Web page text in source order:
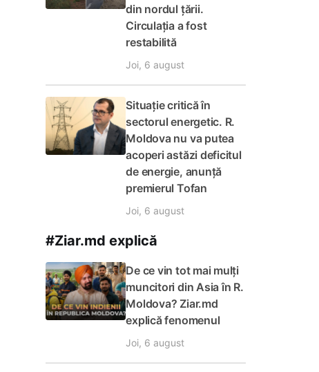
din nordul țării.
Circulația a fost
restabilită
Joi, 6 august
Situație critică în
sectorul energetic. R.
Moldova nu va putea
acoperi astăzi deficitul
de energie, anunță
premierul Tofan
Joi, 6 august
#Ziar.md explică
De ce vin tot mai mulți
muncitori din Asia în R.
Moldova? Ziar.md
explică fenomenul
Joi, 6 august